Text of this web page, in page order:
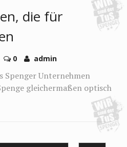
die für
0 admin
Spenger Unternehmen
gleichermaßen optisch